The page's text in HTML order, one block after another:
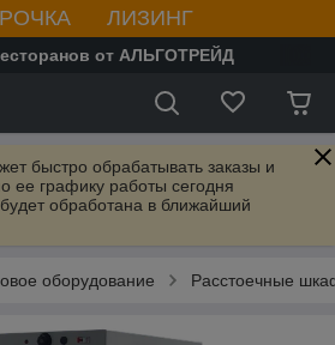
ЛИЗИНГ
от АЛЬГОТРЕЙД
быстро обрабатывать заказы и
ее графику работы сегодня
обработана в ближайший
оборудование Расстоечные